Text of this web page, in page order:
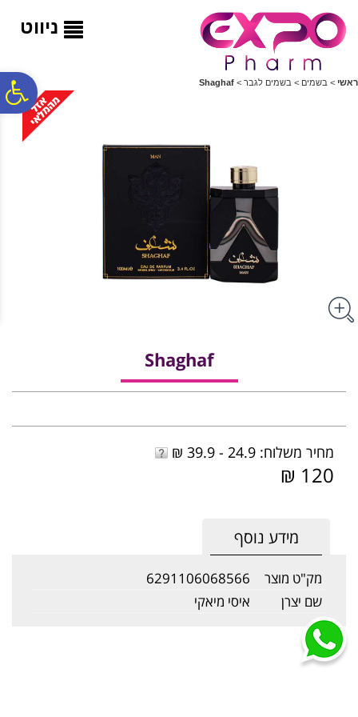
ניווט
ראשי > בשמים > בשמים לגבר >
Shaghaf
Shaghaf
מחיר משלוח: 24.9 - 39.9 ₪
120 ₪
מידע נוסף
מק"ט מוצר
6291106068566
שם יצרן
איסי מיאקי